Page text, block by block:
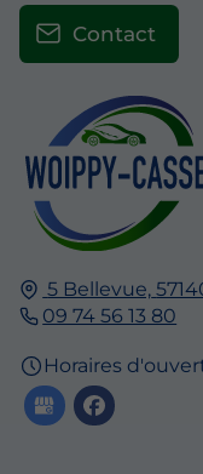
5 Bellevue,
09 74 56 13 80
Horaires
Contact